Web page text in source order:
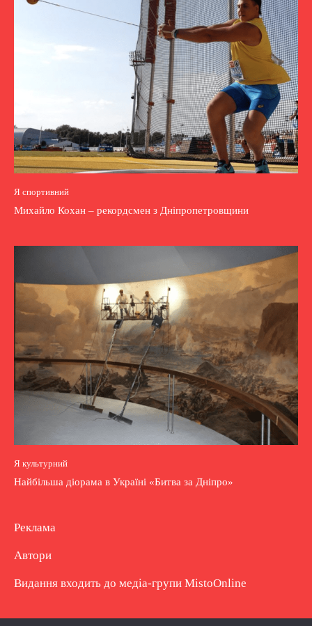
Я спортивний
Михайло Кохан – рекордсмен з Дніпропетровщини
Я культурний
Найбільша діорама в Україні «Битва за Дніпро»
Реклама
Автори
Видання входить до медіа-групи MistoOnline